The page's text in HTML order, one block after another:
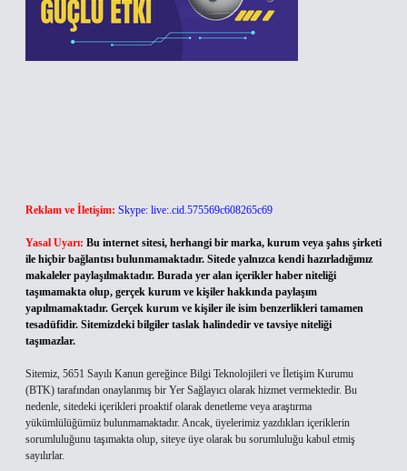
Reklam ve İletişim: Skype: live:.cid.575569c608265c69
Yasal Uyarı: Bu internet sitesi, herhangi bir marka, kurum veya şahıs şirketi
ile hiçbir bağlantısı bulunmamaktadır. Sitede yalnızca kendi hazırladığımız
makaleler paylaşılmaktadır. Burada yer alan içerikler haber niteliği
taşımamakta olup, gerçek kurum ve kişiler hakkında paylaşım
yapılmamaktadır. Gerçek kurum ve kişiler ile isim benzerlikleri tamamen
tesadüfidir. Sitemizdeki bilgiler taslak halindedir ve tavsiye niteliği
taşımazlar.
Sitemiz, 5651 Sayılı Kanun gereğince Bilgi Teknolojileri ve İletişim Kurumu
(BTK) tarafından onaylanmış bir Yer Sağlayıcı olarak hizmet vermektedir. Bu
nedenle, sitedeki içerikleri proaktif olarak denetleme veya araştırma
yükümlülüğümüz bulunmamaktadır. Ancak, üyelerimiz yazdıkları içeriklerin
sorumluluğunu taşımakta olup, siteye üye olarak bu sorumluluğu kabul etmiş
sayılırlar.